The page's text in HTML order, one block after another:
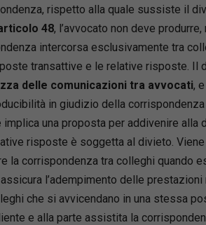
rispetto alla quale sussiste il
48, l’avvocato non deve
intercorsa esclusivamente tra
transattive e le relative risposte. Il
delle comunicazioni tra avvocati,
in giudizio della
implica una proposta per addivenire alla
risposte è soggetta al divieto.
la corrispondenza tra colleghi quando
l’adempimento delle
che si avvicendano in una stessa
e alla parte assistita la